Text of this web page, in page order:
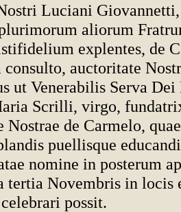
Luciani
aliorum
explentes, de
consulto, auctoritate
ut Venerabilis Serva Dei
Scrilli, virgo,
Nostrae de Carmelo,
puellisque
nomine in posterum
tertia Novembris in locis
possit.